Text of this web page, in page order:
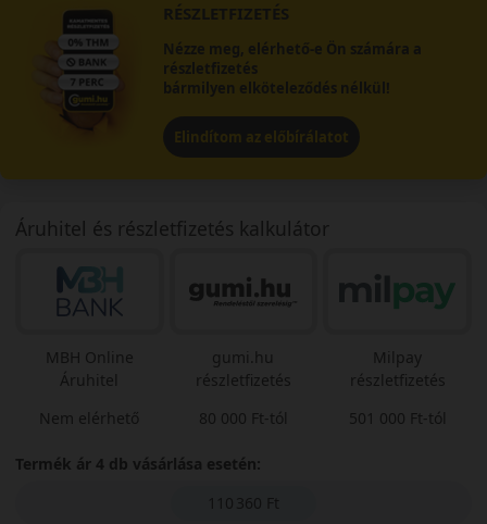
RÉSZLETFIZETÉS
Nézze meg, elérhető-e Ön számára a
részletfizetés
bármilyen elköteleződés nélkül!
Elindítom az előbírálatot
Áruhitel és részletfizetés kalkulátor
MBH Online
Áruhitel
Nem elérhető
gumi.hu
részletfizetés
80 000 Ft-tól
Milpay
részletfizetés
501 000 Ft-tól
Termék ár 4 db vásárlása esetén:
110 360 Ft